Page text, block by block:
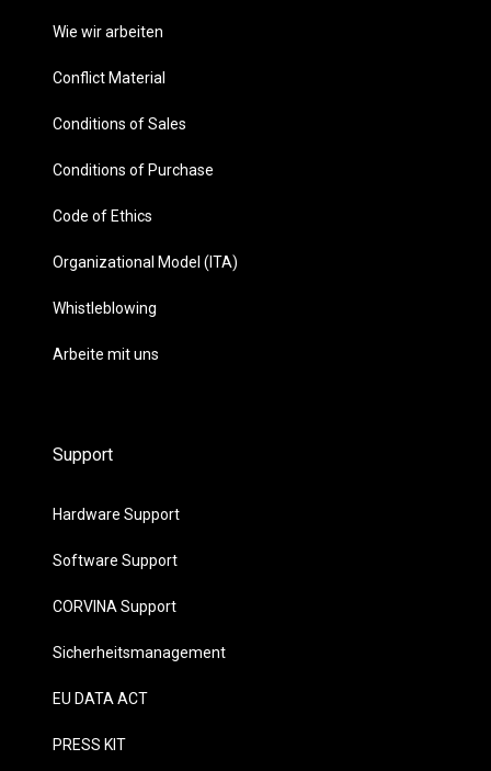
Wie wir arbeiten
Conflict Material
Conditions of Sales
Conditions of Purchase
Code of Ethics
Organizational Model (ITA)
Whistleblowing
Arbeite mit uns
Support
Hardware Support
Software Support
CORVINA Support
Sicherheitsmanagement
EU DATA ACT
PRESS KIT